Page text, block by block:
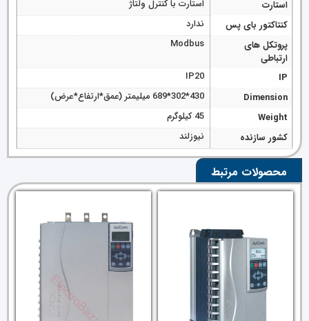
استارت
استارت با کنترل ولتاژ
کنتاکتور بای پس
ندارد
پروتکل های
ارتباطی
Modbus
IP
IP20
Dimension
430*302*689 میلیمتر (عمق*ارتفاع*عرض)
Weight
45 کیلوگرم
کشور سازنده
نیوزلند
محصولات مرتبط